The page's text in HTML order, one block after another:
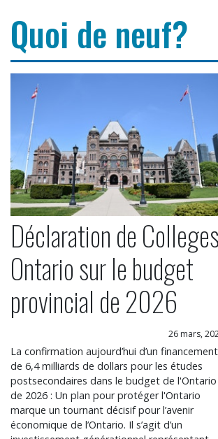
Quoi de neuf?
Déclaration de Colleges Ontario
Déclaration de Colleges
Ontario sur le budget
provincial de 2026
26 mars,
La confirmation aujourd’hui d’un financement
de 6,4 milliards de dollars pour les études
postsecondaires dans le budget de l'Ontario
de 2026 : Un plan pour protéger l'Ontario
marque un tournant décisif pour l’avenir
économique de l’Ontario. Il s’agit d’un